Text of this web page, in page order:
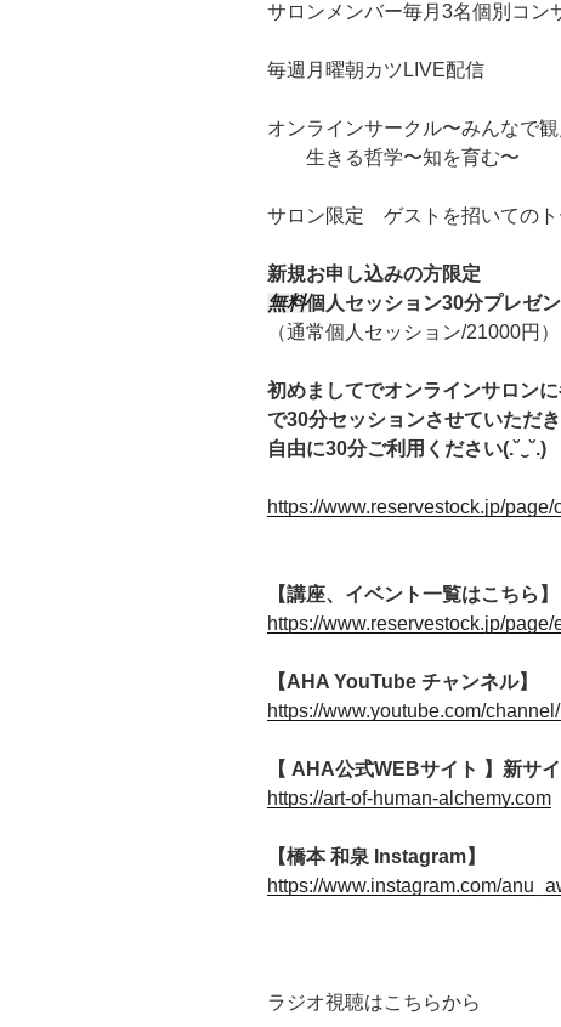
サロンメンバー毎月3名個別コン
毎週月曜朝カツLIVE配信
オンラインサークル〜みんなで
生きる哲学〜知を育む〜
サロン限定 ゲストを招いてのト
新規お申し込みの方限定
無料個人セッション30分プレゼン
（通常個人セッション/21000円）
初めましてでオンラインサロン
で30分セッションさせていただ
自由に30分ご利用ください(.˘‿˘.)
https://www.reservestock.jp/
【講座、イベント一覧はこちら】
https://www.reservestock.jp/
【AHA YouTube チャンネル】
https://www.youtube.com/
【 AHA公式WEBサイト 】新サ
https://art-of-human-alchemy.com
【橋本 和泉 Instagram】
https://www.instagram.com/
ラジオ視聴はこちらから